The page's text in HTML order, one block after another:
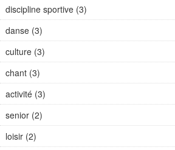
discipline sportive (3)
danse (3)
culture (3)
chant (3)
activité (3)
senior (2)
loisir (2)